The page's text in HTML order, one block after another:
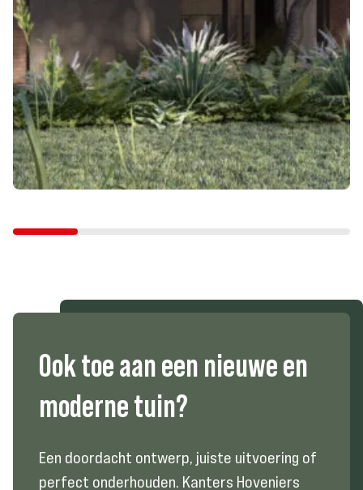
Ooktoeaaneen nieuween
modernetuin?
Een doordacht ontwerp, juiste uitvoering of
perfect onderhouden. Kanters Hoveniers